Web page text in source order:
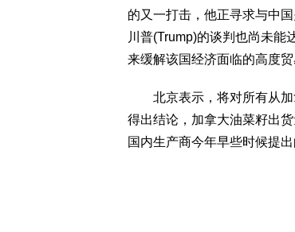
的又一打击，他正寻求与中
川普(Trump)的谈判也尚未能
来缓解该国经济面临的高度贸
北京表示，将对所有从加
得出结论，加拿大油菜籽出
国内生产商今年早些时候提